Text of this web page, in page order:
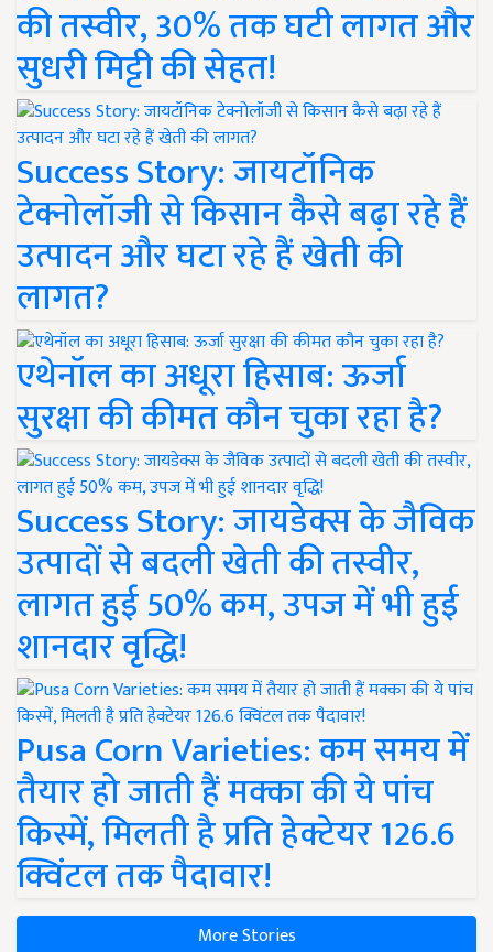
की तस्वीर, 30% तक घटी लागत और
सुधरी मिट्टी की सेहत!
Success Story: जायटॉनिक
टेक्नोलॉजी से किसान कैसे बढ़ा रहे हैं
उत्पादन और घटा रहे हैं खेती की
लागत?
एथेनॉल का अधूरा हिसाब: ऊर्जा
सुरक्षा की कीमत कौन चुका रहा है?
Success Story: जायडेक्स के जैविक
उत्पादों से बदली खेती की तस्वीर,
लागत हुई 50% कम, उपज में भी हुई
शानदार वृद्धि!
Pusa Corn Varieties: कम समय में
तैयार हो जाती हैं मक्का की ये पांच
किस्में, मिलती है प्रति हेक्टेयर 126.6
क्विंटल तक पैदावार!
More Stories